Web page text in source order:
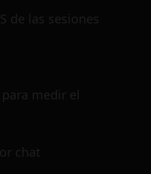
de las sesiones
para medir el
chat